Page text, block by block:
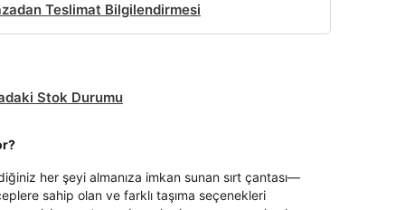
Teslimat Bilgilendirmesi
Stok Durumu
her şeyi almanıza imkan sunan sırt çantası—
sahip olan ve farklı taşıma seçenekleri